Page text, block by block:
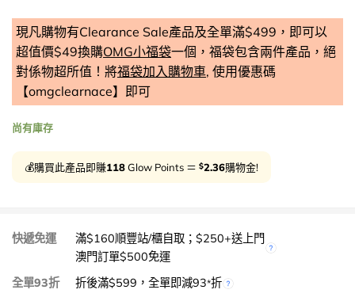
現凡購物有Clearance Sale產品及全單滿$499，即可以
超值價$49換購OMG小福袋一個，福袋包含兩件產品，絕
對係物超所值！將福袋加入購物車, 使用優惠碼
【omgclearnace】即可
尚有庫存
💰購買此產品即賺118Glow Points ＝ $2.36購物金!
快遞免運
滿$160順豐站/櫃自取；$250+送上門
澳門訂單$500免運
全單93折
折後滿$599，全單即減93*折